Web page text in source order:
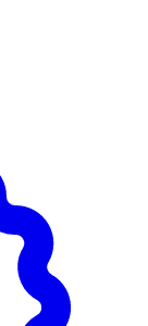
Butylene